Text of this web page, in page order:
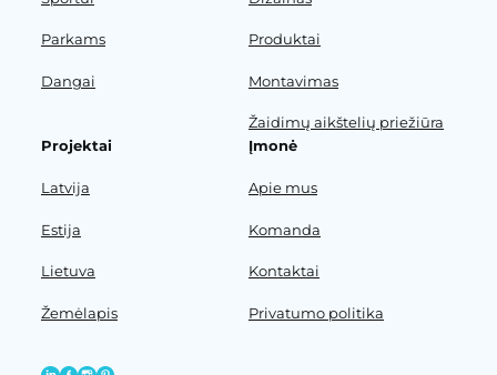
Parkams
Dangai
Produktai
Montavimas
Žaidimų aikštelių priežiūra
Projektai
Latvija
Estija
Lietuva
Žemėlapis
Įmonė
Apie mus
Komanda
Kontaktai
Privatumo politika